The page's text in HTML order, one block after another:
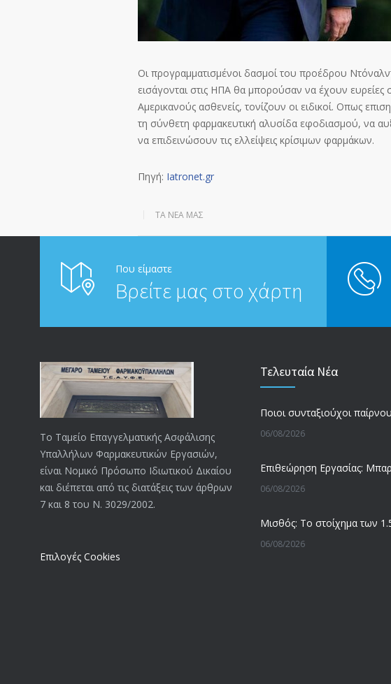
Οι προγραμματισμένοι δασμοί του προέδρου
εισάγονται στις ΗΠΑ θα μπορούσαν να έχουν ευρείες
Αμερικανούς ασθενείς, τονίζουν οι ειδικοί. Οπως
τη σύνθετη φαρμακευτική αλυσίδα εφοδιασμού, να
να επιδεινώσουν τις ελλείψεις κρίσιμων φαρμάκων.
Πηγή: Iatronet.gr
ΤΑ ΝΈΑ ΜΑΣ
Που είμαστε
Βρείτε μας στο χάρτη
Το Ταμείο Επαγγελματικής Ασφάλισης
Υπαλλήλων Φαρμακευτικών Εργασιών,
είναι Νομικό Πρόσωπο Ιδιωτικού Δικαίου
και διέπεται από τις διατάξεις των άρθρων
7 και 8 του Ν. 3029/2002.
Επιλογές Cookies
Τελευταία Νέα
06/08/2026
06/08/2026
06/08/2026